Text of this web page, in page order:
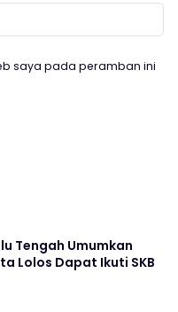
saya pada peramban ini
Tengah Umumkan
Lolos Dapat Ikuti SKB